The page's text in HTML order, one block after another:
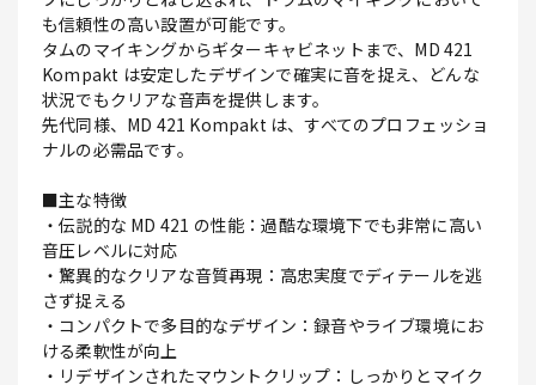
も信頼性の高い設置が可能です。
タムのマイキングからギターキャビネットまで、MD 421
Kompakt は安定したデザインで確実に音を捉え、どんな
状況でもクリアな音声を提供します。
先代同様、MD 421 Kompakt は、すべてのプロフェッショ
ナルの必需品です。
■主な特徴
・伝説的な MD 421 の性能：過酷な環境下でも非常に高い
音圧レベルに対応
・驚異的なクリアな音質再現：高忠実度でディテールを逃
さず捉える
・コンパクトで多目的なデザイン：録音やライブ環境にお
ける柔軟性が向上
・リデザインされたマウントクリップ：しっかりとマイク